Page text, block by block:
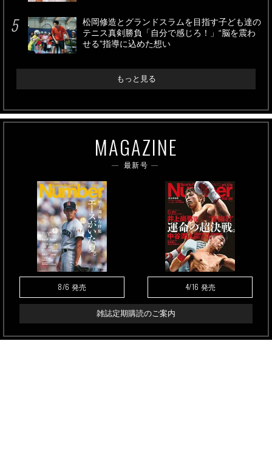
松岡修造とグランドスラムを目指す子ども達の
テニス真剣勝負「自分で感じろ！」“脳を震わ
せる”指導に込めた想い
もっと見る
MAGAZINE
最新号
8/6 発売 4/16 発売
雑誌定期購読のご案内